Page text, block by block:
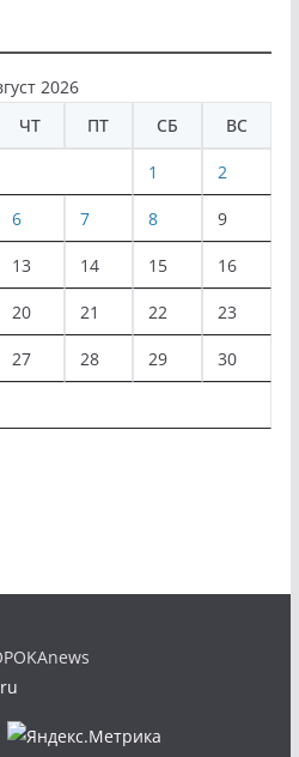
2026
ЧТ ПТ СБ ВС
1 2
6 7 8 9
13 14 15 16
20 21 22 23
27 28 29 30